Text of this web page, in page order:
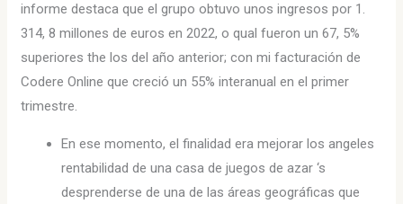
informe destaca que el grupo obtuvo unos ingresos por 1.
314, 8 millones de euros en 2022, o qual fueron un 67, 5%
superiores the los del año anterior; con mi facturación de
Codere Online que creció un 55% interanual en el primer
trimestre.
En ese momento, el finalidad era mejorar los angeles
rentabilidad de una casa de juegos de azar ‘s
desprenderse de una de las áreas geográficas que